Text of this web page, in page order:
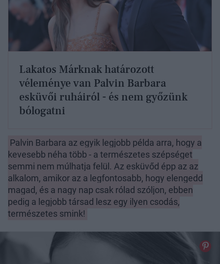
Lakatos Márknak határozott
véleménye van Palvin Barbara
esküvői ruháiról - és nem győzünk
bólogatni
Palvin Barbara az egyik legjobb példa arra, hogy a
kevesebb néha több - a természetes szépséget
semmi nem múlhatja felül. Az esküvőd épp az az
alkalom, amikor az a legfontosabb, hogy elengedd
magad, és a nagy nap csak rólad szóljon, ebben
pedig a legjobb társad lesz egy ilyen csodás,
természetes smink!